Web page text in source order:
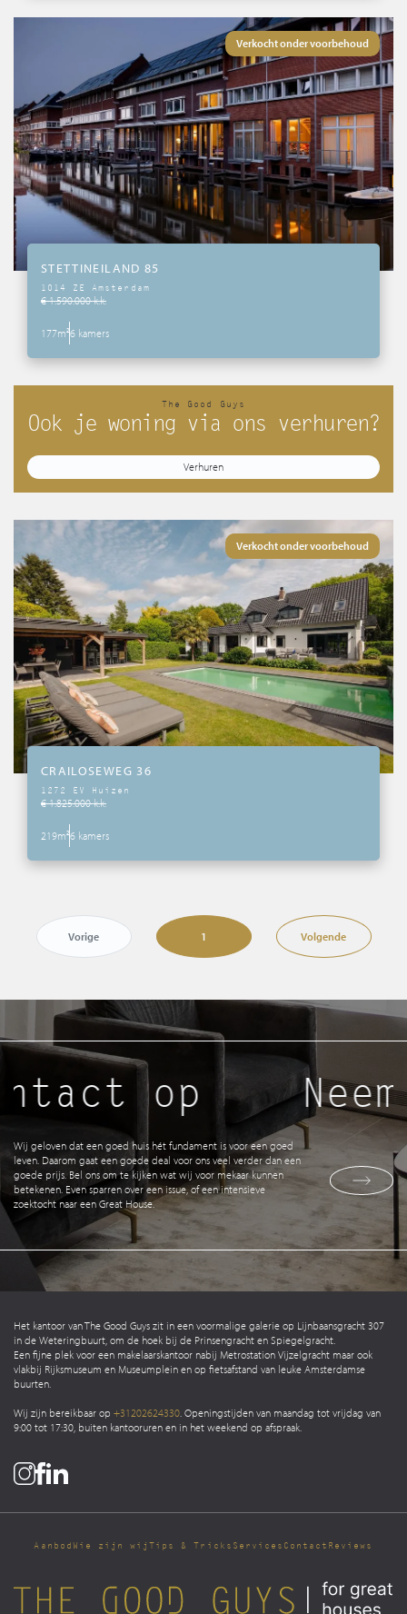
Verkocht onder voorbehoud
STETTINEILAND 85
1014 ZE Amsterdam
€ 1.590.000 k.k.
177m²6 kamers
The Good Guys
Ook je woning via ons verhuren?
Verhuren
Verkocht onder voorbehoud
CRAILOSEWEG 36
1272 EV Huizen
€ 1.825.000 k.k.
219m²6 kamers
Vorige 1 Volgende
op Neem
Wij geloven dat een goed huis hét fundament is voor een goed
leven. Daarom gaat een goede deal voor ons veel verder dan een
goede prijs. Bel ons om te kijken wat wij voor mekaar kunnen
betekenen. Even sparren over een issue, of een intensieve
zoektocht naar een Great House.
Het kantoor van The Good Guys zit in een voormalige galerie op Lijnbaansgracht 307
in de Weteringbuurt, om de hoek bij de Prinsengracht en Spiegelgracht.
Een fijne plek voor een makelaarskantoor nabij Metrostation Vijzelgracht maar ook
vlakbij Rijksmuseum en Museumplein en op fietsafstand van leuke Amsterdamse
buurten.
Wij zijn bereikbaar op +31202624330 . Openingstijden van maandag tot vrijdag van
9:00 tot 17:30, buiten kantooruren en in het weekend op afspraak.
AanbodWie zijn wijTips & Tricks Services Contact Reviews